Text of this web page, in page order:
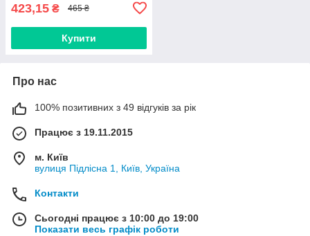
423,15 ₴ 465 ₴
Купити
Про нас
100% позитивних з 49 відгуків за рік
Працює з 19.11.2015
м. Київ
вулиця Підлісна 1, Київ, Україна
Контакти
Сьогодні працює з 10:00 до 19:00
Показати весь графік роботи